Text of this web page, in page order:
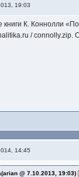
19:03
книги К. Коннолли
/ connolly.zip.
14:45
@ 7.10.2013, 19:03)